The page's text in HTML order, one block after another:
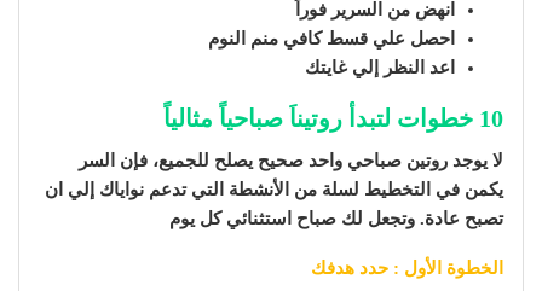
انهض من السرير فوراً
احصل علي قسط كافي منم النوم
اعد النظر إلي غايتك
10 خطوات لتبدأ روتيناَ صباحياً مثالياً
لا يوجد روتين صباحي واحد صحيح يصلح للجميع، فإن السر
يكمن في التخطيط لسلة من الأنشطة التي تدعم نواياك إلي ان
تصبح عادة. وتجعل لك صباح استثنائي كل يوم
الخطوة الأول : حدد هدفك